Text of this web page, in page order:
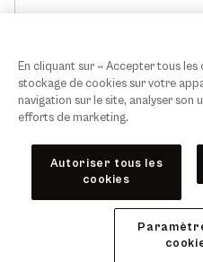
En cliquant sur « Accepter tous
stockage de cookies sur votre
navigation sur le site, analyser
efforts de marketing.
Autoriser tous les
cookies